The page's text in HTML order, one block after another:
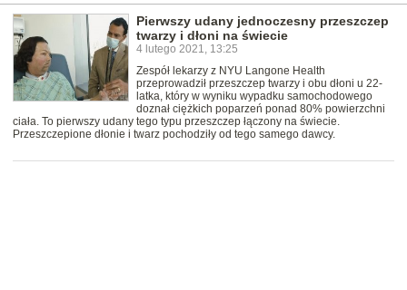
Pierwszy udany jednoczesny przeszczep
twarzy i dłoni na świecie
4 lutego 2021, 13:25
Zespół lekarzy z NYU Langone Health
przeprowadził przeszczep twarzy i obu dłoni u 22-
latka, który w wyniku wypadku samochodowego
doznał ciężkich poparzeń ponad 80% powierzchni
ciała. To pierwszy udany tego typu przeszczep łączony na świecie.
Przeszczepione dłonie i twarz pochodziły od tego samego dawcy.